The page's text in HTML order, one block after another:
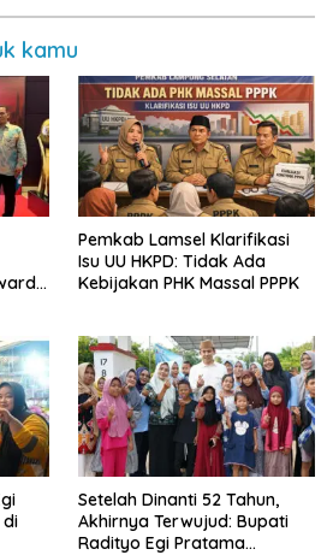
kamu
Pemkab Lamsel Klarifikasi
Isu UU HKPD: Tidak Ada
Kebijakan PHK Massal PPPK
di
Setelah Dinanti 52 Tahun,
Akhirnya Terwujud: Bupati
Radityo Egi Pratama